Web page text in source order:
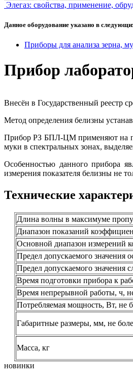
Элегаз: свойства, применение,
Данное оборудование указано в
Приборы для анализа зерна,
Прибор
Внесён в Государственный реестр
Метод определения белизны
Прибор РЗ БПЛ-ЦМ применяют на
муки в спектральных зонах,
Особенностью данного прибора
измерения показателя белизны не
Технические
Длина волны в максимуме
Диапазон показаний
Основной диапазон измерений
Предел допускаемого значения
Предел допускаемого значения
Время подготовки прибора к
Время непрерывной работы, ч,
Потребляемая мощность, Вт, не
Габаритные размеры, мм, не
Масса, кг
новинки